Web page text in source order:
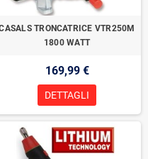
TRONCATRICE VTR250M
1800 WATT
169,99 €
DETTAGLI